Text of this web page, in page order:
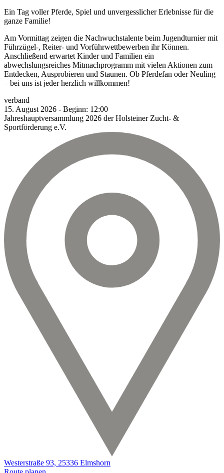
Ein Tag voller Pferde, Spiel und unvergesslicher Erlebnisse für die
ganze Familie!
Am Vormittag zeigen die Nachwuchstalente beim Jugendturnier mit
Führzügel-, Reiter- und Vorführwettbewerben ihr Können.
Anschließend erwartet Kinder und Familien ein
abwechslungsreiches Mitmachprogramm mit vielen Aktionen zum
Entdecken, Ausprobieren und Staunen. Ob Pferdefan oder Neuling
– bei uns ist jeder herzlich willkommen!
verband
15. August 2026 - Beginn: 12:00
Jahreshauptversammlung 2026 der Holsteiner Zucht- &
Sportförderung e.V.
Westerstraße 93, 25336 Elmshorn